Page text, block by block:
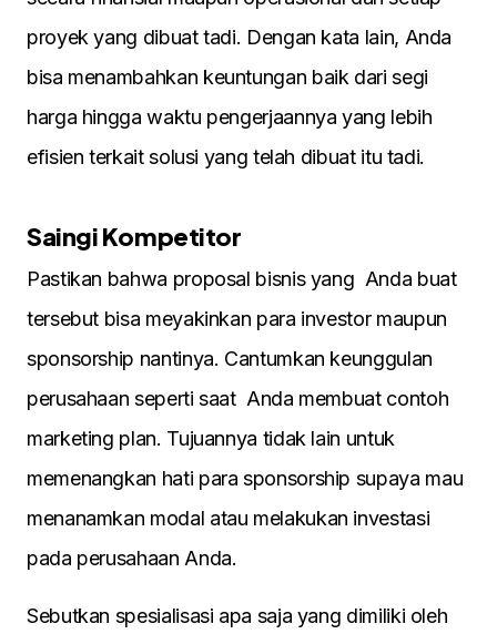
proyek yang dibuat tadi. Dengan kata lain, Anda
bisa menambahkan keuntungan baik dari segi
harga hingga waktu pengerjaannya yang lebih
efisien terkait solusi yang telah dibuat itu tadi.
Saingi Kompetitor
Pastikan bahwa proposal bisnis yang Anda buat
tersebut bisa meyakinkan para investor maupun
sponsorship nantinya. Cantumkan keunggulan
perusahaan seperti saat Anda membuat contoh
marketing plan. Tujuannya tidak lain untuk
memenangkan hati para sponsorship supaya mau
menanamkan modal atau melakukan investasi
pada perusahaan Anda.
Sebutkan spesialisasi apa saja yang dimiliki oleh